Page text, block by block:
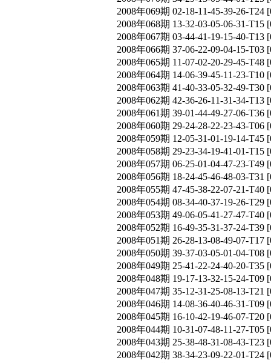
2008年069期 02-18-11-45-39-26-
2008年068期 13-32-03-05-06-31-
2008年067期 03-44-41-19-15-40-
2008年066期 37-06-22-09-04-15-
2008年065期 11-07-02-20-29-45-
2008年064期 14-06-39-45-11-23-
2008年063期 41-40-33-05-32-49-
2008年062期 42-36-26-11-31-34-
2008年061期 39-01-44-49-27-06-
2008年060期 29-24-28-22-23-43-
2008年059期 12-05-31-01-19-14-
2008年058期 29-23-34-19-41-01-
2008年057期 06-25-01-04-47-23-
2008年056期 18-24-45-46-48-03-
2008年055期 47-45-38-22-07-21-
2008年054期 08-34-40-37-19-26-
2008年053期 49-06-05-41-27-47-
2008年052期 16-49-35-31-37-24-
2008年051期 26-28-13-08-49-07-
2008年050期 39-37-03-05-01-04-
2008年049期 25-41-22-24-40-20-
2008年048期 19-17-13-32-15-24-
2008年047期 35-12-31-25-08-13-
2008年046期 14-08-36-40-46-31-
2008年045期 16-10-42-19-46-07-
2008年044期 10-31-07-48-11-27-
2008年043期 25-38-48-31-08-43-
2008年042期 38-34-23-09-22-01-